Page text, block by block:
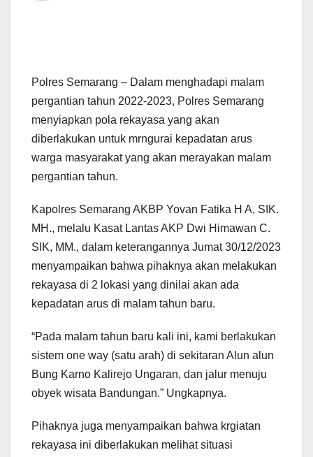
Polres Semarang – Dalam menghadapi malam
pergantian tahun 2022-2023, Polres Semarang
menyiapkan pola rekayasa yang akan
diberlakukan untuk mrngurai kepadatan arus
warga masyarakat yang akan merayakan malam
pergantian tahun.
Kapolres Semarang AKBP Yovan Fatika H A, SIK.
MH., melalu Kasat Lantas AKP Dwi Himawan C.
SIK, MM., dalam keterangannya Jumat 30/12/2023
menyampaikan bahwa pihaknya akan melakukan
rekayasa di 2 lokasi yang dinilai akan ada
kepadatan arus di malam tahun baru.
“Pada malam tahun baru kali ini, kami berlakukan
sistem one way (satu arah) di sekitaran Alun alun
Bung Karno Kalirejo Ungaran, dan jalur menuju
obyek wisata Bandungan.” Ungkapnya.
Pihaknya juga menyampaikan bahwa krgiatan
rekayasa ini diberlakukan melihat situasi